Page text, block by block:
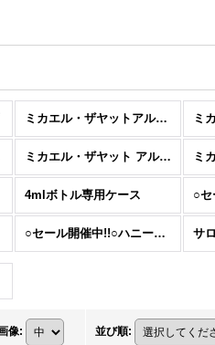
ミカエル・ザヤットアルケミストオイル＜ブレンド＞
ミカエル・ザヤット アルケミストオイル＜アロマスプレー＞
4mlボトル専用ケース
○セール開催中!!○ハニーハウスナチュラルズ＜ナチュラルケア商品＞
像: 並び順: